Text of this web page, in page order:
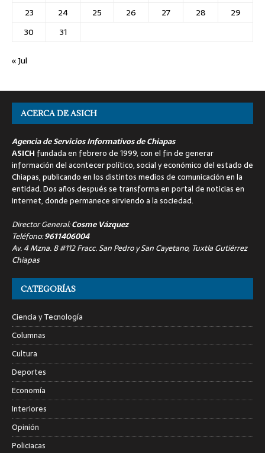
23
24 25 26 27 28
29
30
31
« Jul
ACERCA DE ASICH
Agencia de Servicios Informativos de Chiapas
ASICH fundada en febrero de 1999, con el fin de generar
información del acontecer político, social y económico del estado de
Chiapas, publicando en los distintos medios de comunicación en la
entidad. Dos años después se transforma en portal de noticias en
internet, donde permanece sirviendo a la sociedad.
Director General:Cosme Vázquez
Teléfono:9611406004
Av. 4 Mzna. 8 #112 Fracc. San Pedro y San Cayetano, Tuxtla Gutiérrez
Chiapas
CATEGORÍAS
Ciencia y Tecnología
Columnas
Cultura
Deportes
Economía
Interiores
Opinión
Policiacas